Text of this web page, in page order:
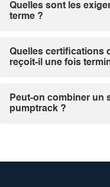
Quelles sont les
terme ?
Quelles certifications
reçoit-il une fois
Peut-on combiner un
pumptrack ?